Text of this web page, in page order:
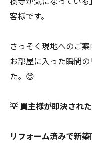
客様です。
さっそく現地へのご案
お部屋に入った瞬間
た。😊
💡 買主様が即決され
リフォーム済みで新築